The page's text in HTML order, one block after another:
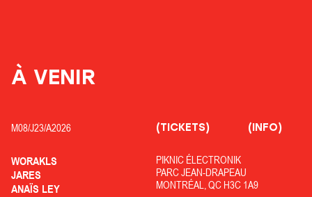
À VENIR
M08/J23/A2026
WORAKLS
JARES
ANAÏS LEY
PIKNIC ÉLECTRONIK
PARC JEAN-DRAPEAU
MONTRÉAL, QC H3C 1A9
(TICKETS) (INFO)